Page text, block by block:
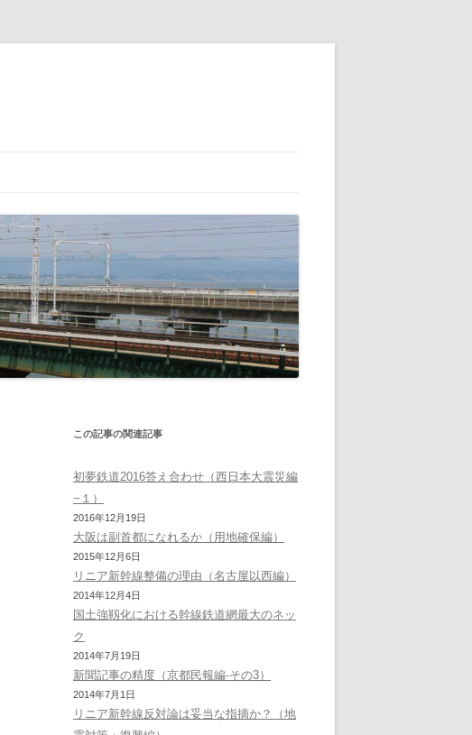
この記事の関連記事
初夢鉄道2016答え合わせ（西日本大震災編
−１）
2016年12月19日
大阪は副首都になれるか（用地確保編）
2015年12月6日
リニア新幹線整備の理由（名古屋以西編）
2014年12月4日
国土強靱化における幹線鉄道網最大のネッ
ク
2014年7月19日
新聞記事の精度（京都民報編-その3）
2014年7月1日
リニア新幹線反対論は妥当な指摘か？（地